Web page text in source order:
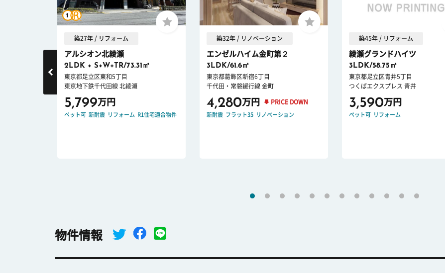
築27年 / リフォーム
アルシオン北綾瀬
2LDK + S+W+TR/73.31㎡
東京都足立区東和5丁目
東京地下鉄千代田線 北綾瀬
5,799万円
ペット可 新耐震 リフォーム R1住宅適合物件
築32年 / リノベーション
エンゼルハイム金町第２
3LDK/61.6㎡
東京都葛飾区新宿6丁目
千代田・常磐緩行線 金町
4,280万円 PRICE DOWN
新耐震 フラット35 リノベーション
築45年 / リフォーム
綾瀬グランドハイツ
3LDK/58.75㎡
東京都足立区青井5丁目
つくばエクスプレス 青井
3,590万円
ペット可 リフォーム
物件情報